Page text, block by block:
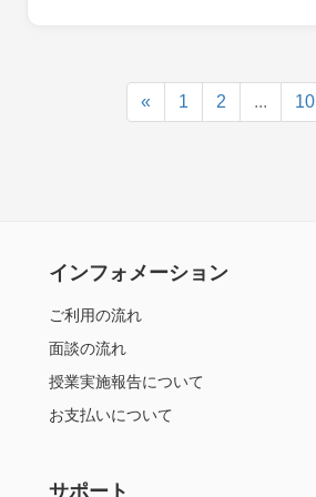
« 1 2 ... 10
インフォメーション
ご利用の流れ
面談の流れ
授業実施報告について
お支払いについて
サポート